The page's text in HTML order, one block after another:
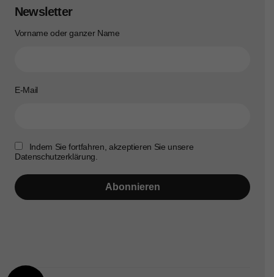
Newsletter
Vorname oder ganzer Name
E-Mail
Indem Sie fortfahren, akzeptieren Sie unsere
Datenschutzerklärung.